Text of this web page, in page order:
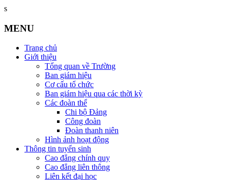
s
MENU
Trang chủ
Giới thiệu
Tổng quan về Trường
Ban giám hiệu
Cơ cấu tổ chức
Ban giám hiệu qua các thời kỳ
Các đoàn thể
Chi bộ Đảng
Công đoàn
Đoàn thanh niên
Hình ảnh hoạt động
Thông tin tuyển sinh
Cao đẳng chính quy
Cao đẳng liên thông
Liên kết đại học